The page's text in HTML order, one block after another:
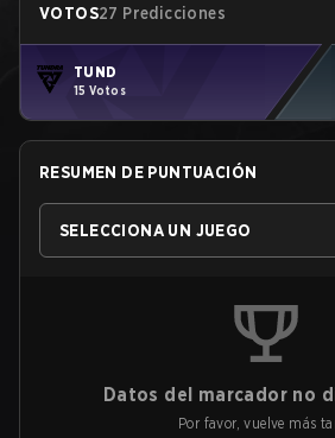
VOTOS27 Predicciones
TUND
15 Votos
RESUMEN DE PUNTUACIÓN
SELECCIONA UN JUEGO
Datos del marcador no
Por favor, vuelve más